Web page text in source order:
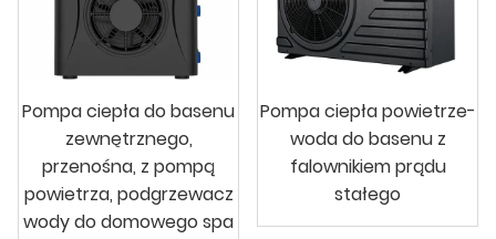
Pompa ciepła do basenu
zewnętrznego,
przenośna, z pompą
powietrza, podgrzewacz
wody do domowego spa
Pompa ciepła powietrze-
woda do basenu z
falownikiem prądu
stałego